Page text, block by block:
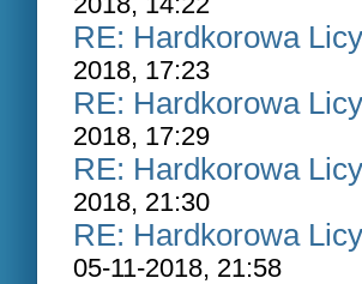
RE: Hardkorowa
2018, 17:23
RE: Hardkorowa
2018, 17:29
RE: Hardkorowa
2018, 21:30
RE: Hardkorowa
05-11-2018, 21:58